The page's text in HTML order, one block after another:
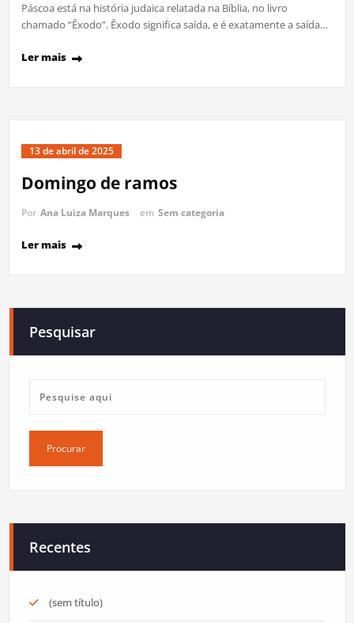
Páscoa está na história judaica relatada na Bíblia, no livro
chamado “Êxodo”. Êxodo significa saída, e é exatamente a saída…
Ler mais
13 de abril de 2025
Domingo de ramos
Por Ana Luiza Marques em Sem categoria
Ler mais
Pesquisar
Recentes
(sem título)